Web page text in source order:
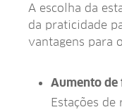
A escolha da
da praticidade
vantagens para
Aumento de
Estações de